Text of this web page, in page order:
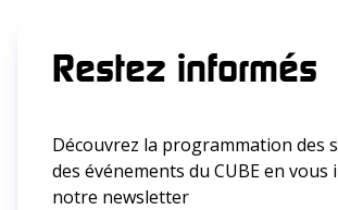
Restez informés
Découvrez la programmation des
des événements du CUBE en vous
notre newsletter